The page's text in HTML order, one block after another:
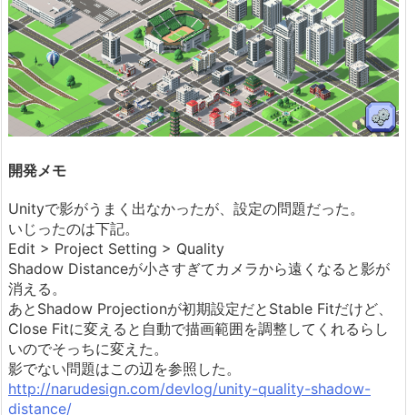
開発メモ
Unityで影がうまく出なかったが、設定の問題だった。
いじったのは下記。
Edit > Project Setting > Quality
Shadow Distanceが小さすぎてカメラから遠くなると影が
消える。
あとShadow Projectionが初期設定だとStable Fitだけど、
Close Fitに変えると自動で描画範囲を調整してくれるらし
いのでそっちに変えた。
影でない問題はこの辺を参照した。
http://narudesign.com/devlog/unity-quality-shadow-
distance/